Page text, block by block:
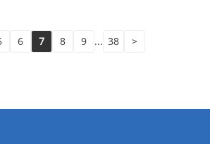
6 7 8 9 ... 38 >